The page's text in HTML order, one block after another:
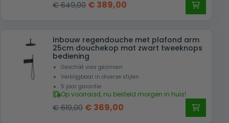
€649,00 Oorspronkelijke
was:
€ 649,00.
€ 389,00
is:
€ 389,00.
Inbouw regendouche met plafond arm
25cm douchekop mat zwart tweeknops
bediening
Geschikt voor gezinnen
Verkrijgbaar in diverse stijlen
5 jaar garantie
Op voorraad, nu besteld morgen in huis!
€619,00 Oorspronkelijke
€ 369,00